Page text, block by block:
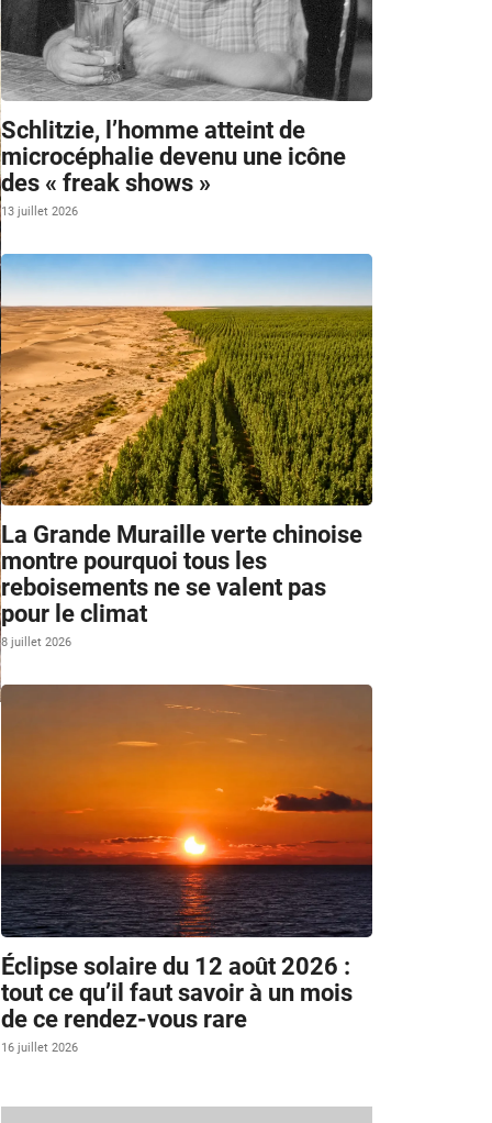
Schlitzie, l’homme atteint de
microcéphalie devenu une icône
des « freak shows »
13 juillet 2026
La Grande Muraille verte chinoise
montre pourquoi tous les
reboisements ne se valent pas
pour le climat
8 juillet 2026
Éclipse solaire du 12 août 2026 :
tout ce qu’il faut savoir à un mois
de ce rendez-vous rare
16 juillet 2026